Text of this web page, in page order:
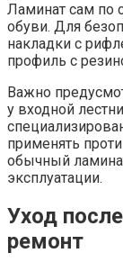
Ламинат сам по
обуви. Для
накладки с
профиль с
Важно
у входной
применять
обычный
эксплуатации.
Уход
ремонт